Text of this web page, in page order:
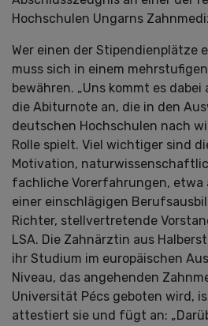
Hochschulen Ungarns
Wer einen der Stipendienplätze
muss sich in einem
bewähren. „Uns kommt es
die Abiturnote an, die in den
deutschen Hochschulen nach
Rolle spielt. Viel wichtiger sind
Motivation,
fachliche Vorerfahrungen, etwa
einer einschlägigen
Richter, stellvertretende
LSA. Die Zahnärztin aus
ihr Studium im europäischen
Niveau, das angehenden
Universität Pécs geboten wird,
attestiert sie und fügt an: